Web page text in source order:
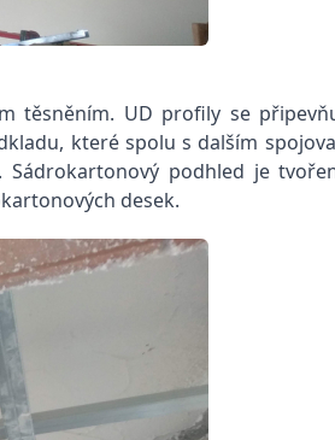
těsněním. UD profily se
které spolu s dalším
Sádrokartonový podhled je
desek.